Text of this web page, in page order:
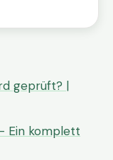
geprüft? |
Ein komplett